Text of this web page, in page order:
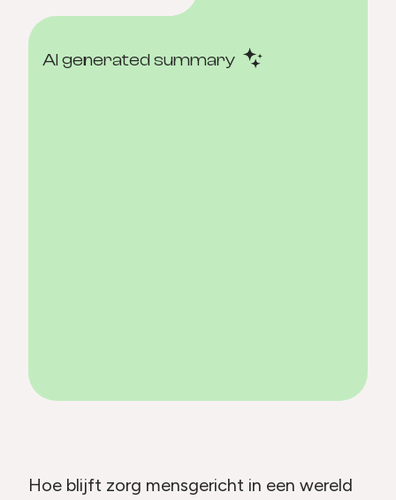
AI generated summary
Hoe blijft zorg mensgericht in een wereld